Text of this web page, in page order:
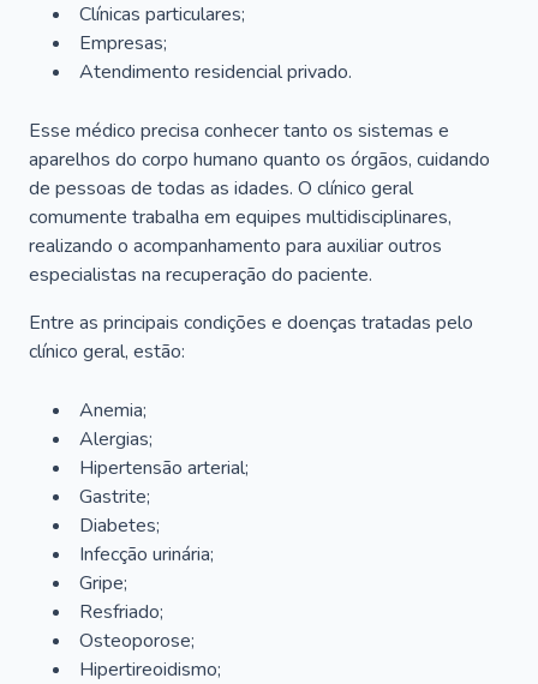
Clínicas particulares;
Empresas;
Atendimento residencial privado.
Esse médico precisa conhecer tanto os sistemas e
aparelhos do corpo humano quanto os órgãos, cuidando
de pessoas de todas as idades. O clínico geral
comumente trabalha em equipes multidisciplinares,
realizando o acompanhamento para auxiliar outros
especialistas na recuperação do paciente.
Entre as principais condições e doenças tratadas pelo
clínico geral, estão:
Anemia;
Alergias;
Hipertensão arterial;
Gastrite;
Diabetes;
Infecção urinária;
Gripe;
Resfriado;
Osteoporose;
Hipertireoidismo;